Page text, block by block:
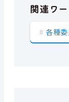
関連ワ
各種